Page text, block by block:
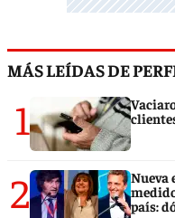
MÁS LEÍDAS DE
1
2
Nueva
país: